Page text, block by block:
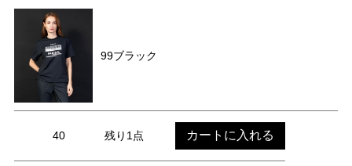
99ブラック
40 残り1点 カートに入れる